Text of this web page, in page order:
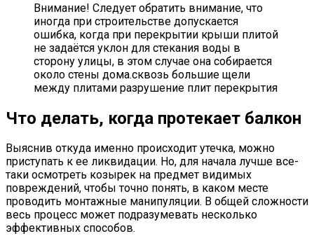
Внимание! Следует обратить внимание, что
иногда при строительстве допускается
ошибка, когда при перекрытии крыши плитой
не задаётся уклон для стекания воды в
сторону улицы, в этом случае она собирается
около стены дома.сквозь большие щели
между плитами разрушение плит перекрытия
Что делать, когда протекает балкон
Выяснив откуда именно происходит утечка, можно
приступать к ее ликвидации. Но, для начала лучше все-
таки осмотреть козырек на предмет видимых
повреждений, чтобы точно понять, в каком месте
проводить монтажные манипуляции. В общей сложности
весь процесс может подразумевать несколько
эффективных способов.